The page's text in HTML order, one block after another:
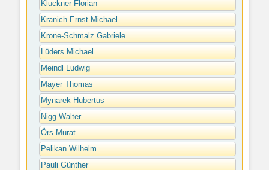
Kluckner Florian
Kranich Ernst-Michael
Krone-Schmalz Gabriele
Lüders Michael
Meindl Ludwig
Mayer Thomas
Mynarek Hubertus
Nigg Walter
Örs Murat
Pelikan Wilhelm
Pauli Günther